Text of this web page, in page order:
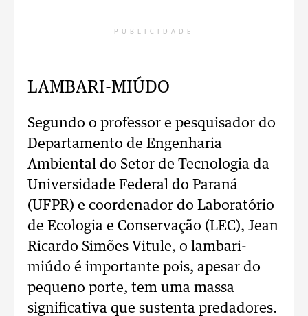
PUBLICIDADE
LAMBARI-MIÚDO
Segundo o professor e pesquisador do
Departamento de Engenharia
Ambiental do Setor de Tecnologia da
Universidade Federal do Paraná
(UFPR) e coordenador do Laboratório
de Ecologia e Conservação (LEC), Jean
Ricardo Simões Vitule, o lambari-
miúdo é importante pois, apesar do
pequeno porte, tem uma massa
significativa que sustenta predadores.